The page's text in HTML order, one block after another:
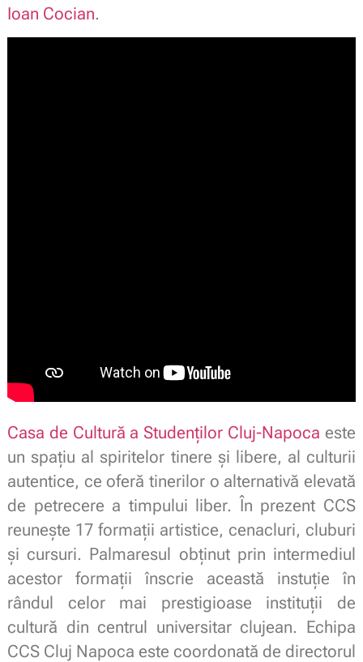
Ioan Cocian.
Casa de Cultură a Studenților Cluj-Napoca este
un spaţiu al spiritelor tinere şi libere, al culturii
autentice, ce oferă tinerilor o alternativă elevată
de petrecere a timpului liber. În prezent CCS
reuneşte 17 formaţii artistice, cenacluri, cluburi
şi cursuri. Palmaresul obţinut prin intermediul
acestor formaţii înscrie această instuţie în
rândul celor mai prestigioase instituţii de
cultură din centrul universitar clujean. Echipa
CCS Cluj Napoca este coordonată de directorul